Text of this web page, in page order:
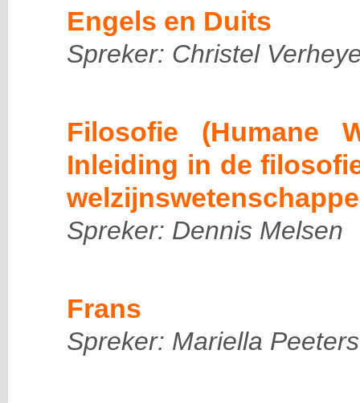
Engels en Duits
Spreker: Christel
Filosofie (Humane
Inleiding in de
Spreker: Dennis Melsen
Frans
Spreker: Mariella Peeters